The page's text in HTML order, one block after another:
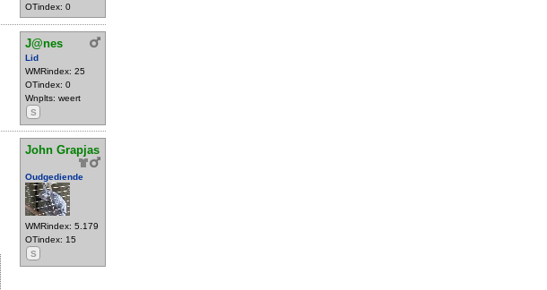
OTindex: 0
J@nes
Lid
WMRindex: 25
OTindex: 0
Wnplts: weert
S
John Grapjas
Oudgediende
WMRindex: 5.179
OTindex: 15
S